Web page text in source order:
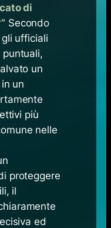
di
Secondo
ufficiali
un
un
più
nelle
proteggere
il
ed